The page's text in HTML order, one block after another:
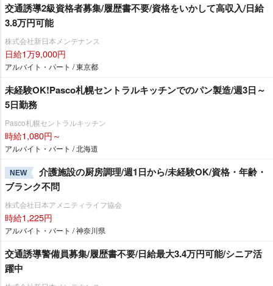
交通誘導2級資格者募集/履歴書不要/資格をいかして高収入/日給
3.8万円可能
株式会社新日本メンテナンス
日給1万9,000円
アルバイト・パート / 東京都
未経験OK!Pasco札幌セントラルキッチンでのパン製造/週3日～
5日勤務
Pasco札幌セントラルキッチン
時給1,080円～
アルバイト・パート / 北海道
NEW
介護施設の厨房調理/週1日から/未経験OK/資格・年齢・
ブランク不問
株式会社日本アメニティライフ協会
時給1,225円
アルバイト・パート / 神奈川県
交通誘導警備員募集/履歴書不要/日給最大3.4万円可能/シニア活
躍中